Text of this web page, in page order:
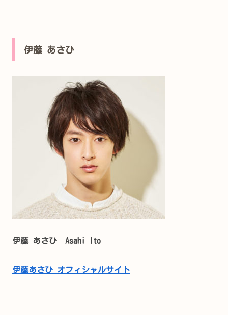
伊藤 あさひ
伊藤 あさひ Asahi Ito
伊藤あさひ オフィシャルサイト